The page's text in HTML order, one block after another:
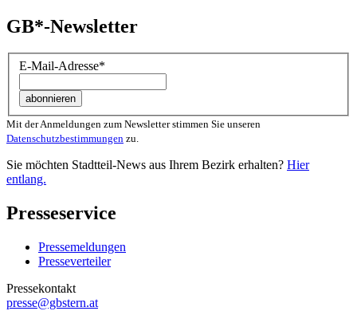
GB*-Newsletter
E-Mail-Adresse*
Mit der Anmeldungen zum Newsletter stimmen Sie unseren
Datenschutzbestimmungen zu.
Sie möchten Stadtteil-News aus Ihrem Bezirk erhalten? Hier
entlang.
Presseservice
Pressemeldungen
Presseverteiler
Pressekontakt
presse@gbstern.at